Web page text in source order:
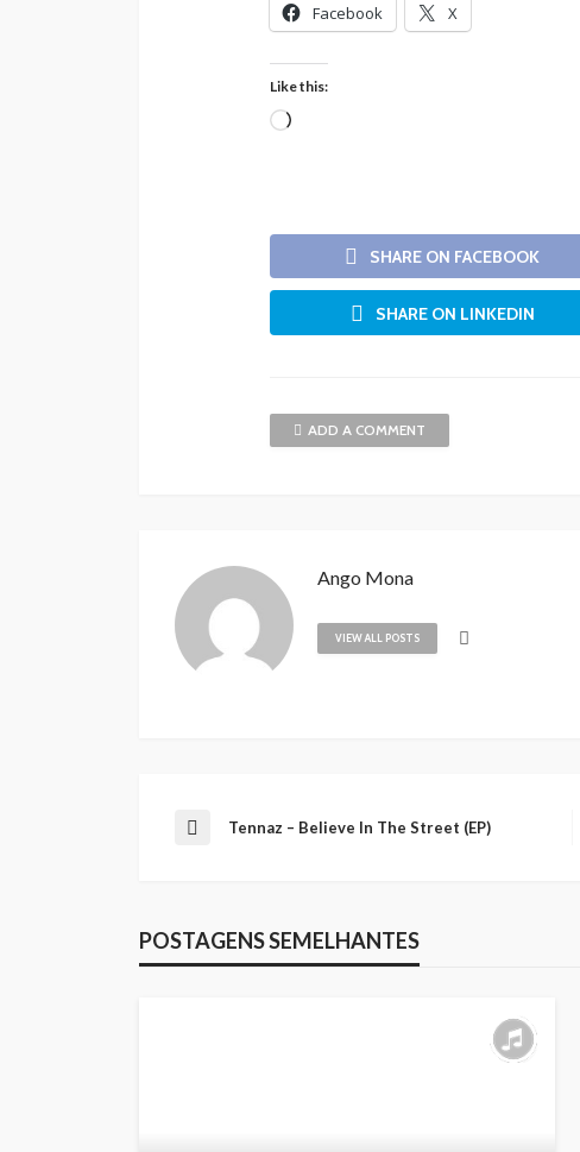
Facebook X
Like this:
Loading…
SHARE ON FACEBOOK
SHARE ON LINKEDIN
ADD A COMMENT
Ango Mona
VIEW ALL POSTS
Tennaz – Believe In The Street (EP)
POSTAGENS SEMELHANTES